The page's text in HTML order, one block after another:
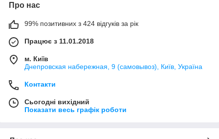
Про нас
99% позитивних з 424 відгуків за рік
Працює з 11.01.2018
м. Київ
Днепровская набережная, 9 (самовывоз), Київ, Україна
Контакти
Сьогодні вихідний
Показати весь графік роботи